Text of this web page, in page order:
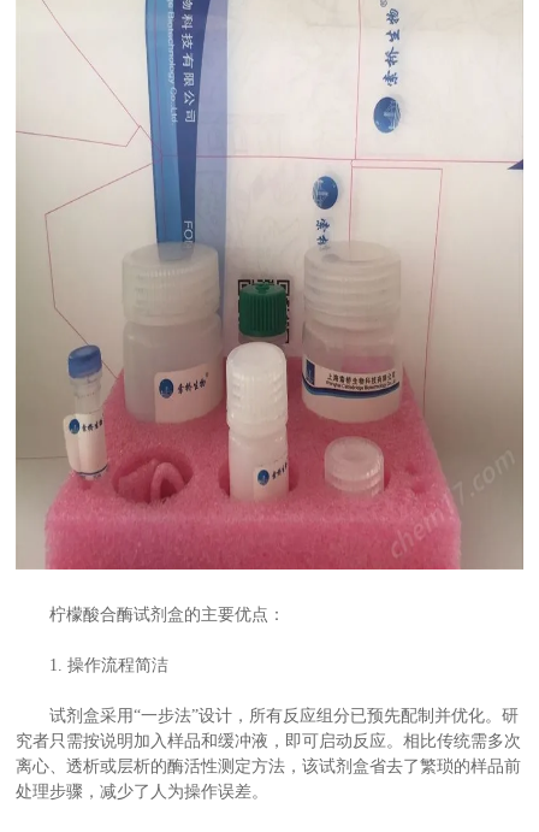
柠檬酸合酶试剂盒的主要优点：
1. 操作流程简洁
试剂盒采用“一步法”设计，所有反应组分已预先配制并优化。研
究者只需按说明加入样品和缓冲液，即可启动反应。相比传统需多次
离心、透析或层析的酶活性测定方法，该试剂盒省去了繁琐的样品前
处理步骤，减少了人为操作误差。